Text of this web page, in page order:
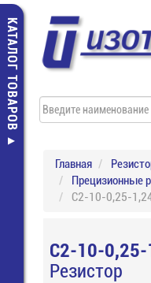
КАТАЛОГ ТОВАРОВ
Главная
Прецизионные
С2-10-0,25-
С2-10-
Резистор